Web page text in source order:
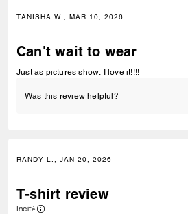
TANISHA W., MAR 10, 2026
Can't wait to wear
Just as pictures show. I love it!!!!
Was this review helpful?
RANDY L., JAN 20, 2026
T-shirt review
Incité